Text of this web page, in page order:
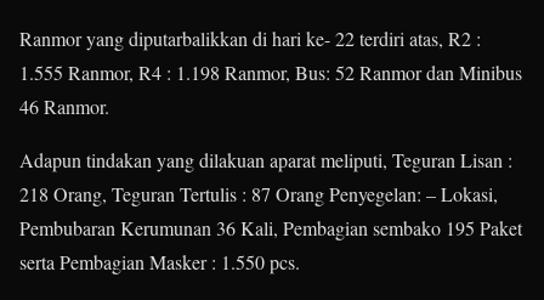
Ranmor yang diputarbalikkan di hari ke- 22 terdiri atas, R2 :
1.555 Ranmor, R4 : 1.198 Ranmor, Bus: 52 Ranmor dan Minibus
46 Ranmor.
Adapun tindakan yang dilakuan aparat meliputi, Teguran Lisan :
218 Orang, Teguran Tertulis : 87 Orang Penyegelan: – Lokasi,
Pembubaran Kerumunan 36 Kali, Pembagian sembako 195 Paket
serta Pembagian Masker : 1.550 pcs.